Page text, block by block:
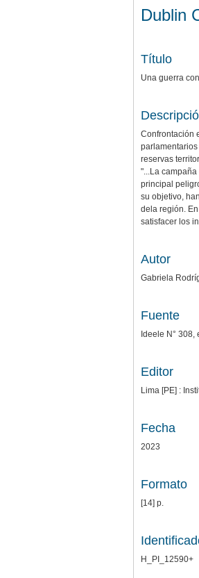
Dublin
Título
Una guerra
Confrontación
reservas
"...La
principal
su objetivo,
dela región.
satisfacer los
Autor
Gabriela
Fuente
Ideele N° 308,
Editor
Lima [PE] :
Fecha
2023
Formato
[14] p.
H_PI_12590+